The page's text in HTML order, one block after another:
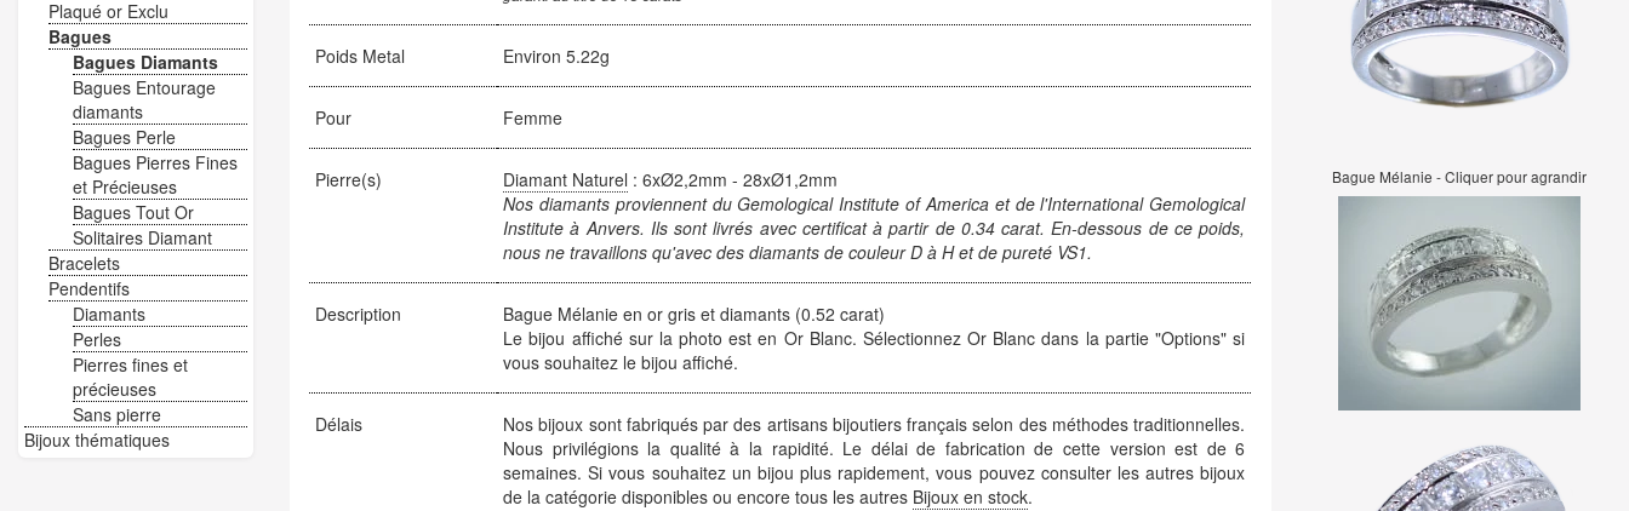
Bague Mélanie - Cliquer pour agrandir
Poids Metal Environ 5.22g
Pour Femme
Pierre(s) Diamant Naturel : 6xØ2,2mm - 28xØ1,2mm
Nos diamants proviennent du Gemological Institute of America et de l'International Gemological
Institute à Anvers. Ils sont livrés avec certificat à partir de 0.34 carat. En-dessous de ce poids,
nous ne travaillons qu'avec des diamants de couleur D à H et de pureté VS1.
Description
Bague Mélanie en or gris et diamants (0.52 carat)
Le bijou affiché sur la photo est en Or Blanc. Sélectionnez Or Blanc dans la partie "Options" si
vous souhaitez le bijou affiché.
Délais
Nos bijoux sont fabriqués par des artisans bijoutiers français selon des méthodes traditionnelles.
Nous privilégions la qualité à la rapidité. Le délai de fabrication de cette version est de 6
semaines. Si vous souhaitez un bijou plus rapidement, vous pouvez consulter les autres bijoux
de la catégorie disponibles ou encore tous les autres Bijoux en stock.
Plaqué or Exclu
Bagues
Bagues Diamants
Bagues Entourage
diamants
Bagues Perle
Bagues Pierres Fines
et Précieuses
Bagues Tout Or
Solitaires Diamant
Bracelets
Pendentifs
Diamants
Perles
Pierres fines et
précieuses
Sans pierre
Bijoux thématiques